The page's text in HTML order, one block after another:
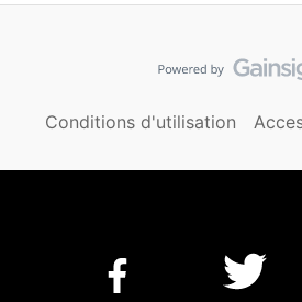
Conditions d'utilisation